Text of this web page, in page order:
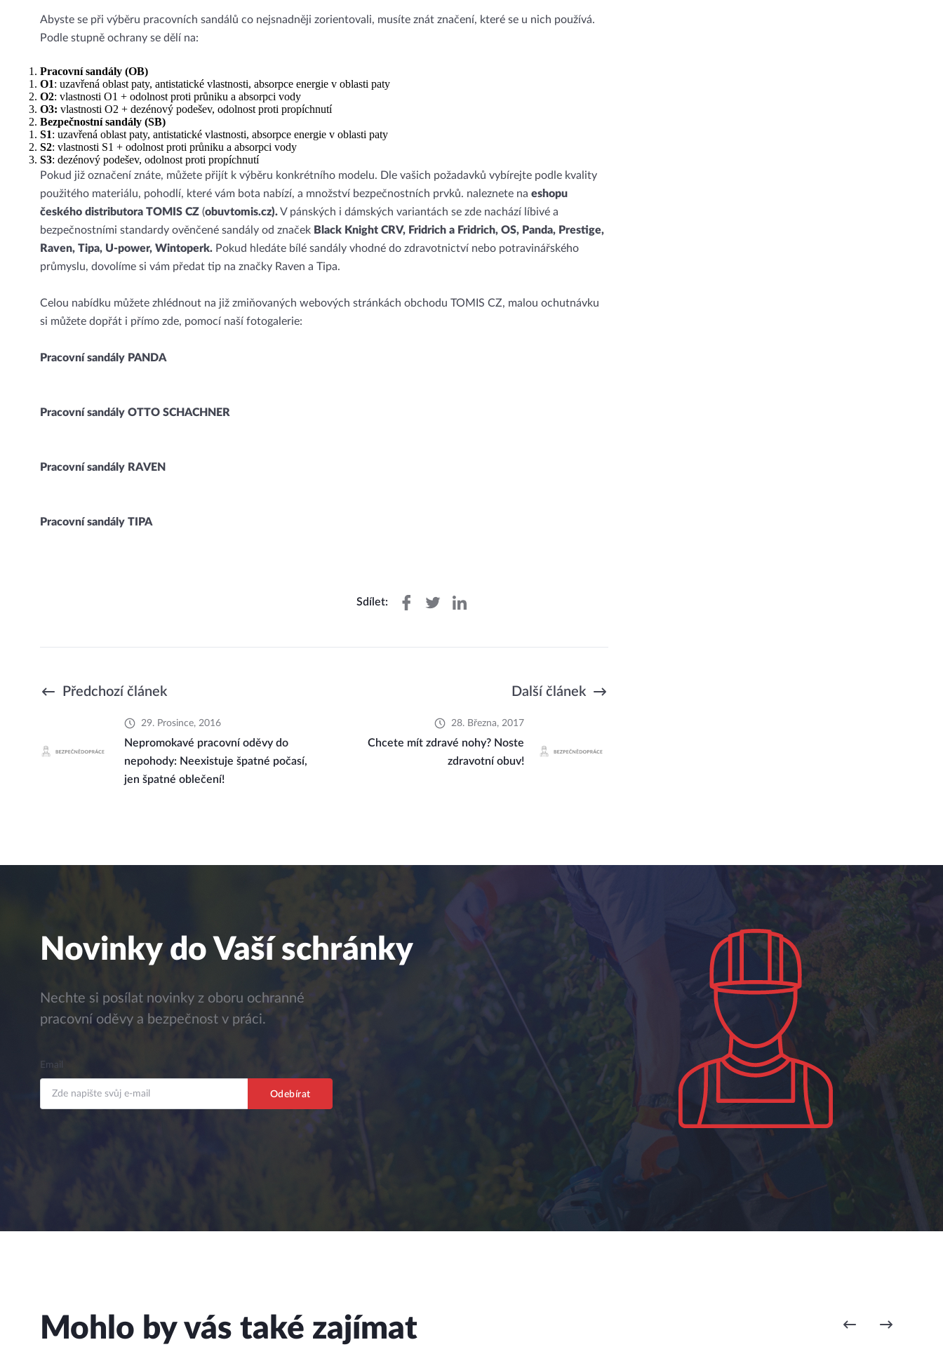
Abyste se při výběru pracovních sandálů co nejsnadněji zorientovali, musíte znát značení, které se u nich používá.
Podle stupně ochrany se dělí na:
Pracovní sandály (OB)
O1: uzavřená oblast paty, antistatické vlastnosti, absorpce energie v oblasti paty
O2: vlastnosti O1 + odolnost proti průniku a absorpci vody
O3: vlastnosti O2 + dezénový podešev, odolnost proti propíchnutí
Bezpečnostní sandály (SB)
S1: uzavřená oblast paty, antistatické vlastnosti, absorpce energie v oblasti paty
S2: vlastnosti S1 + odolnost proti průniku a absorpci vody
S3: dezénový podešev, odolnost proti propíchnutí
Pokud již označení znáte, můžete přijít k výběru konkrétního modelu. Dle vašich požadavků vybírejte podle kvality
použitého materiálu, pohodlí, které vám bota nabízí, a množství bezpečnostních prvků. naleznete na eshopu
českého distributora TOMIS CZ (obuvtomis.cz).V pánských i dámských variantách se zde nachází líbivé a
bezpečnostními standardy ověnčené sandály od značek Black Knight CRV, Fridrich a Fridrich, OS, Panda, Prestige,
Raven, Tipa, U-power, Wintoperk. Pokud hledáte bílé sandály vhodné do zdravotnictví nebo potravinářského
průmyslu, dovolíme si vám předat tip na značky Raven a Tipa.
Celou nabídku můžete zhlédnout na již zmiňovaných webových stránkách obchodu TOMIS CZ, malou ochutnávku
si můžete dopřát i přímo zde, pomocí naší fotogalerie:
Pracovní sandály PANDA
Pracovní sandály OTTO SCHACHNER
Pracovní sandály RAVEN
Pracovní sandály TIPA
Sdílet:
Předchozí článek
29. Prosince, 2016
Nepromokavé pracovní oděvy do
nepohody: Neexistuje špatné počasí,
jen špatné oblečení!
Další článek
28. Března, 2017
Chcete mít zdravé nohy? Noste
zdravotní obuv!
Novinky do Vaší schránky
Nechte si posílat novinky z oboru ochranné
pracovní oděvy a bezpečnost v práci.
Email
Mohlo by vás také zajímat